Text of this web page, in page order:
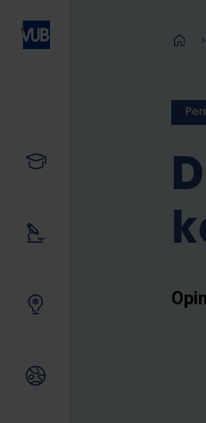
Ons onderzoek
Samen